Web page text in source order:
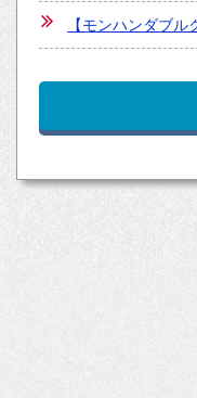
【モンハンダブ